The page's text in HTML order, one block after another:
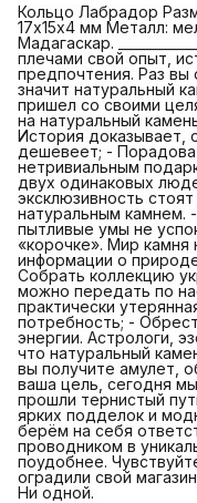
Кольцо Лабрадор
17х15х4 мм Металл:
Мадагаскар.
плечами свой опыт,
предпочтения. Раз вы
значит натуральный
пришел со своими
на натуральный
История доказывает,
дешевеет; -
нетривиальным
двух одинаковых
эксклюзивность
натуральным камнем.
пытливые умы не
«корочке». Мир камня
информации о
Собрать коллекцию
можно передать по
практически
потребность; -
энергии. Астрологи,
что натуральный
вы получите амулет,
ваша цель, сегодня
прошли тернистый
ярких подделок и
берём на себя
проводником в
поудобнее.
оградили свой
Ни одной.